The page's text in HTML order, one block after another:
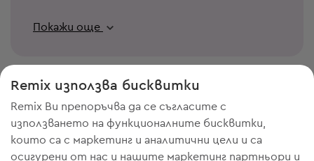
Покажи още
Remix използва бисквитки
Remix Ви препоръчва да се съгласите с
използването на функционалните бисквитки,
които са с маркетинг и аналитични цели и са
осигурени от нас и нашите маркетинг партньори и